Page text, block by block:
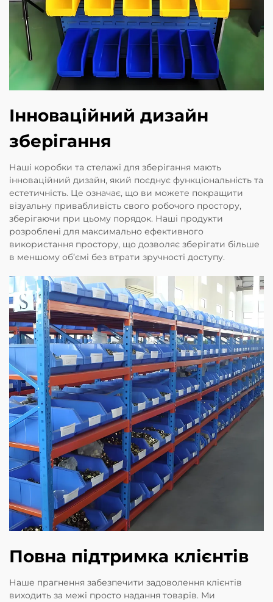
Інноваційний дизайн
зберігання
Наші коробки та стелажі для зберігання мають
інноваційний дизайн, який поєднує функціональність та
естетичність. Це означає, що ви можете покращити
візуальну привабливість свого робочого простору,
зберігаючи при цьому порядок. Наші продукти
розроблені для максимально ефективного
використання простору, що дозволяє зберігати більше
в меншому об’ємі без втрати зручності доступу.
Повна підтримка клієнтів
Наше прагнення забезпечити задоволення клієнтів
виходить за межі просто надання товарів. Ми